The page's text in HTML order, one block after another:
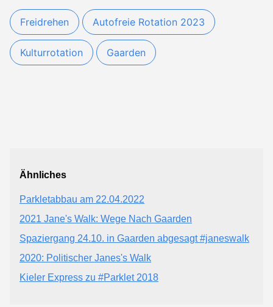
Freidrehen Autofreie Rotation 2023
Kulturrotation Gaarden
Ähnliches
Parkletabbau am 22.04.2022
2021 Jane's Walk: Wege Nach Gaarden
Spaziergang 24.10. in Gaarden abgesagt #janeswalk
2020: Politischer Janes's Walk
Kieler Express zu #Parklet 2018